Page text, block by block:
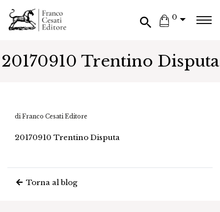
0
20170910 Trentino Disputa
di Franco Cesati Editore
20170910 Trentino Disputa
Torna al blog